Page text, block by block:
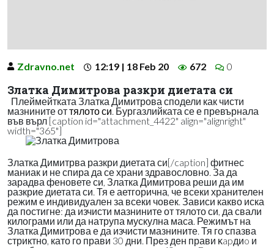
Zdravno.net 12:19 | 18 Feb 20 672 0
Златка Димитрова разкри диетата си
Плеймейтката Златка Димитрова сподели как чисти
мазнините оттялото си. Бургазлийката се е превърнала
във върл [caption id="attachment_4422" align="alignright"
width="365"]
Златка Димитрва разкри диетата си[/caption] фитнес
маниак и не спира да се храни здравословно. За да
зарадва феновете си, Златка Димитрова реши да им
разкрие диетата си. Тя е аетгорична, че всеки хранителен
режим е индивидуален за всеки човек. Зависи какво иска
да постигне: да изчисти мазнините от тялото си, да свали
килограми или да натрупа мускулна маса. Режимът на
Златка Димитрова е да изчисти мазнините. Тя го спазва
стриктно, като го прави 30 дни. През ден прави ĸapдиo и